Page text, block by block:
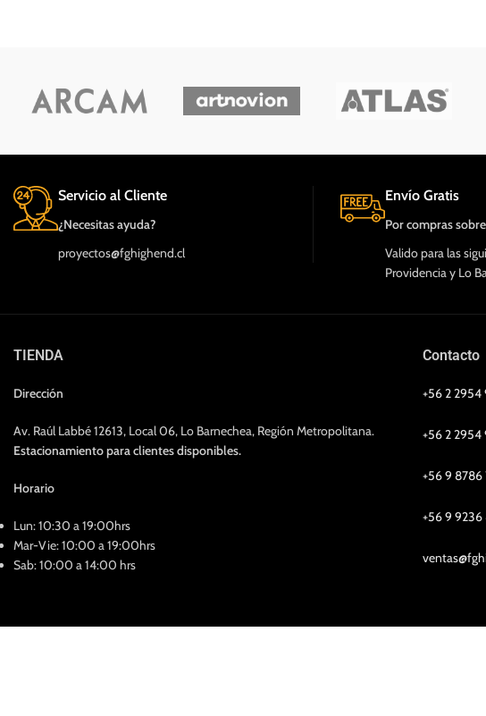
Servicio al Cliente
¿Necesitas ayuda?
proyectos@fghighend.cl
Envío Gratis
Por compras
Valido para las
Providencia y Lo
TIENDA
Dirección
Av. Raúl Labbé 12613, Local 06, Lo Barnechea, Región Metropolitana.
Estacionamiento para clientes disponibles.
Horario
Lun: 10:30 a 19:00hrs
Mar-Vie: 10:00 a 19:00hrs
Sab: 10:00 a 14:00 hrs
Contacto
+56 2 2954
+56 2 2954
+56 9 8786
+56 9 9236